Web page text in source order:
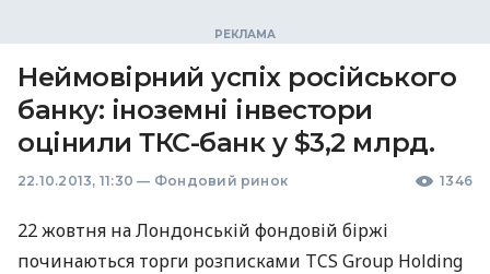
Неймовірний успіх російського
банку: іноземні інвестори
оцінили ТКС-банк у $3,2 млрд.
22.10.2013, 11:30 — Фондовий ринок 1346
22 жовтня на Лондонській фондовій біржі
починаються торги розписками ТCS Group Holding